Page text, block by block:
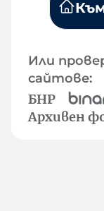
Или
сайтове:
БНР
Архивен